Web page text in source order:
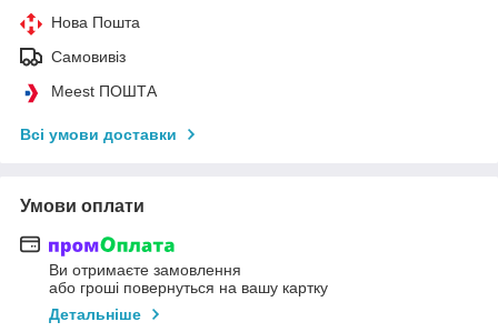
Нова Пошта
Самовивіз
Meest ПОШТА
Всі умови доставки
Умови оплати
Ви отримаєте замовлення
або гроші повернуться на вашу картку
Детальніше